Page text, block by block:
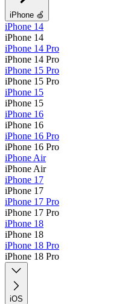
iPhone 🍏
iPhone 14
iPhone 14
iPhone 14 Pro
iPhone 14 Pro
iPhone 15 Pro
iPhone 15 Pro
iPhone 15
iPhone 15
iPhone 16
iPhone 16
iPhone 16 Pro
iPhone 16 Pro
iPhone Air
iPhone Air
iPhone 17
iPhone 17
iPhone 17 Pro
iPhone 17 Pro
iPhone 18
iPhone 18
iPhone 18 Pro
iPhone 18 Pro
iOS